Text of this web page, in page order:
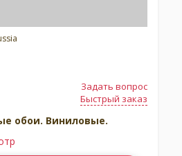
Задать вопрос
Быстрый заказ
обои. Виниловые.